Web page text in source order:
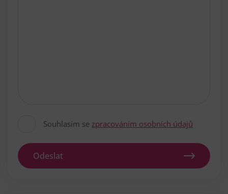
Souhlasím se zpracováním osobních údajů
Odeslat